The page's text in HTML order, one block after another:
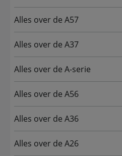
Alles over de A57
Alles over de A37
Alles over de A-serie
Alles over de A56
Alles over de A36
Alles over de A26